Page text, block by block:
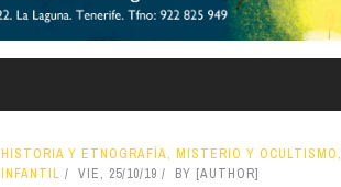
HISTORIA Y ETNOGRAFÍA, MISTERIO Y OCULTISMO,
INFANTIL
VIE, 25/10/19 BY [AUTHOR]